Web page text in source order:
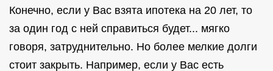
Конечно, если у Вас взята ипотека на 20 лет, то
за один год с ней справиться будет... мягко
говоря, затруднительно. Но более мелкие долги
стоит закрыть. Например, если у Вас есть